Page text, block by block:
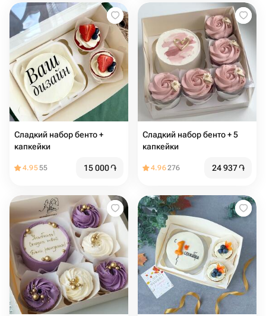
Сладкий набор бенто +
капкейки
4.9555 15 000֏
Сладкий набор бенто + 5
капкейки
4.96276 24 937֏